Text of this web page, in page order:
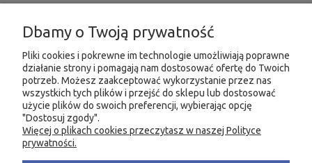
INFORMACJE
MOJE KONTO
PRODUKTY
KONTAKT KSIĘGARNIA FACHOWA.PL
Dbamy o Twoją prywatność
Pliki cookies i pokrewne im technologie umożliwiają poprawne
działanie strony i pomagają nam dostosować ofertę do Twoich
potrzeb. Możesz zaakceptować wykorzystanie przez nas
wszystkich tych plików i przejść do sklepu lub dostosować
użycie plików do swoich preferencji, wybierając opcję
"Dostosuj zgody".
Więcej o plikach cookies przeczytasz w naszej Polityce
prywatności.